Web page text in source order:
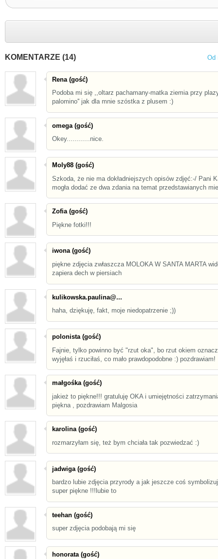
KOMENTARZE (14) Od
Rena (gość)
Podoba mi się ,,oltarz pachamany-matka ziemia przy
palomino'' jak dla mnie szóstka z plusem :)
omega (gość)
Okey............nice.
Moly88 (gość)
Szkoda, że nie ma dokładniejszych opisów zdjęć:-/ Pani
mogła dodać ze dwa zdania na temat przedstawianych
Zofia (gość)
Piękne fotki!!!
iwona (gość)
piękne zdjęcia zwłaszcza MOLOKA W SANTA MARTA
zapiera dech w piersiach
kulikowska.paulina@...
haha, dziękuję, fakt, moje niedopatrzenie ;))
polonista (gość)
Fajnie, tylko powinno być "rzut oka", bo rzut okiem
wyjęłaś i rzuciłaś, co mało prawdopodobne :) pozdrawiam!
małgośka (gość)
jakież to piękne!!! gratuluję OKA i umiejętności
piękna , pozdrawiam Malgosia
karolina (gość)
rozmarzyłam się, też bym chciała tak pozwiedzać :)
jadwiga (gość)
bardzo lubie zdjęcia przyrody a jak jeszcze coś
super piękne !!!lubie to
teehan (gość)
super zdjęcia podobają mi się
honorata (gość)